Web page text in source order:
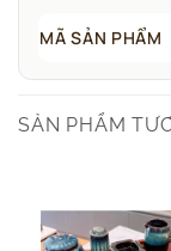
MÃ SẢN PHẨM
SẢN PHẨM